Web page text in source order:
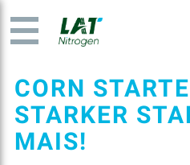
CORN
STARKER
MAIS!